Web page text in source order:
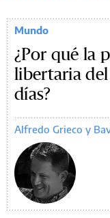
Mundo
¿Por qué la
libertaria
días?
Alfredo Grieco y